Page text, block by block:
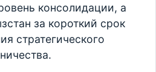
консолидации, а
за короткий срок
стратегического